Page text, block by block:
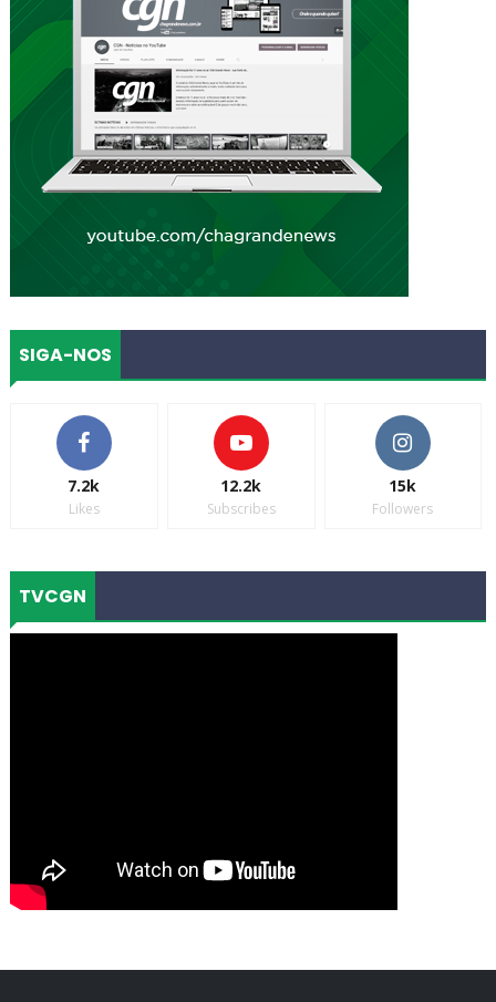
SIGA-NOS
7.2k
Likes
12.2k
Subscribes
15k
Followers
TVCGN